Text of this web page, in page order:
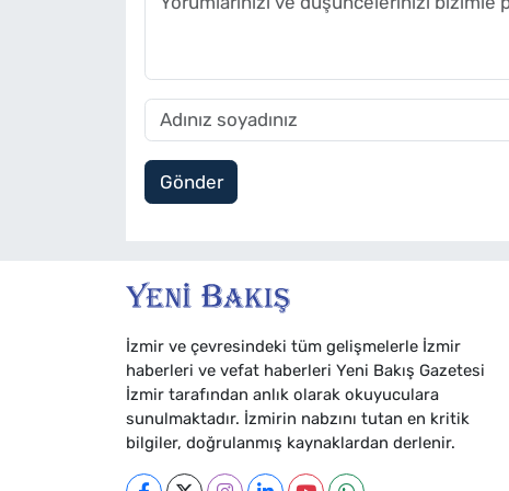
Gönder
İzmir ve çevresindeki tüm gelişmelerle İzmir
haberleri ve vefat haberleri Yeni Bakış Gazetesi
İzmir tarafından anlık olarak okuyuculara
sunulmaktadır. İzmirin nabzını tutan en kritik
bilgiler, doğrulanmış kaynaklardan derlenir.